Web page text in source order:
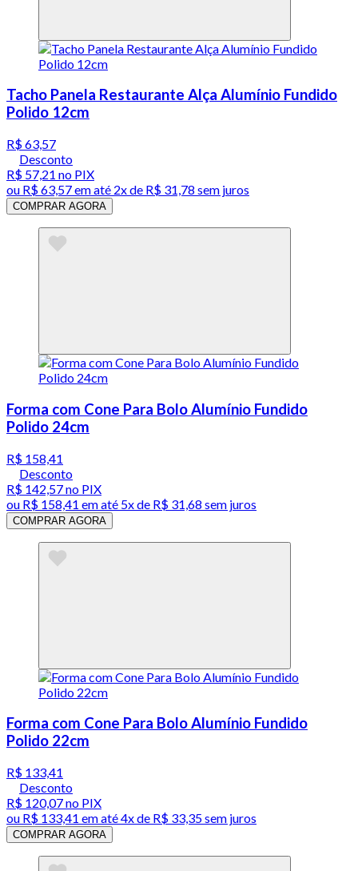
Tacho Panela Restaurante Alça Alumínio Fundido
Polido 12cm
R$ 63,57
Desconto
R$ 57,21 no PIX
ou R$ 63,57em até 2x de R$ 31,78 sem juros
COMPRAR AGORA
Forma com Cone Para Bolo Alumínio Fundido
Polido 24cm
R$ 158,41
Desconto
R$ 142,57no PIX
ou R$ 158,41 em até 5x de R$ 31,68 sem juros
COMPRAR AGORA
Forma com Cone Para Bolo Alumínio Fundido
Polido 22cm
R$ 133,41
Desconto
R$ 120,07no PIX
ou R$ 133,41 em até4x de R$ 33,35 sem juros
COMPRAR AGORA